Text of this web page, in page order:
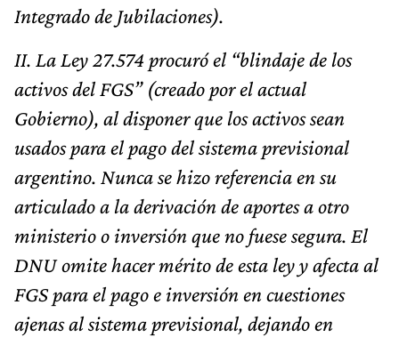
Integrado de Jubilaciones).
II. La Ley 27.574 procuró el “blindaje de los
activos del FGS” (creado por el actual
Gobierno), al disponer que los activos sean
usados para el pago del sistema previsional
argentino. Nunca se hizo referencia en su
articulado a la derivación de aportes a otro
ministerio o inversión que no fuese segura. El
DNU omite hacer mérito de esta ley y afecta al
FGS para el pago e inversión en cuestiones
ajenas al sistema previsional, dejando en